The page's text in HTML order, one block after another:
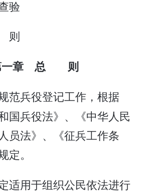
验
则
一章 总 则
范兵役登记工作，根据
国兵役法》、《中华人民
员法》、《征兵工作条
定。
适用于组织公民依法进行